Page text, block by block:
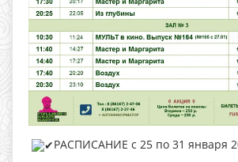
РАСПИСАНИЕ с 25 по 31 января